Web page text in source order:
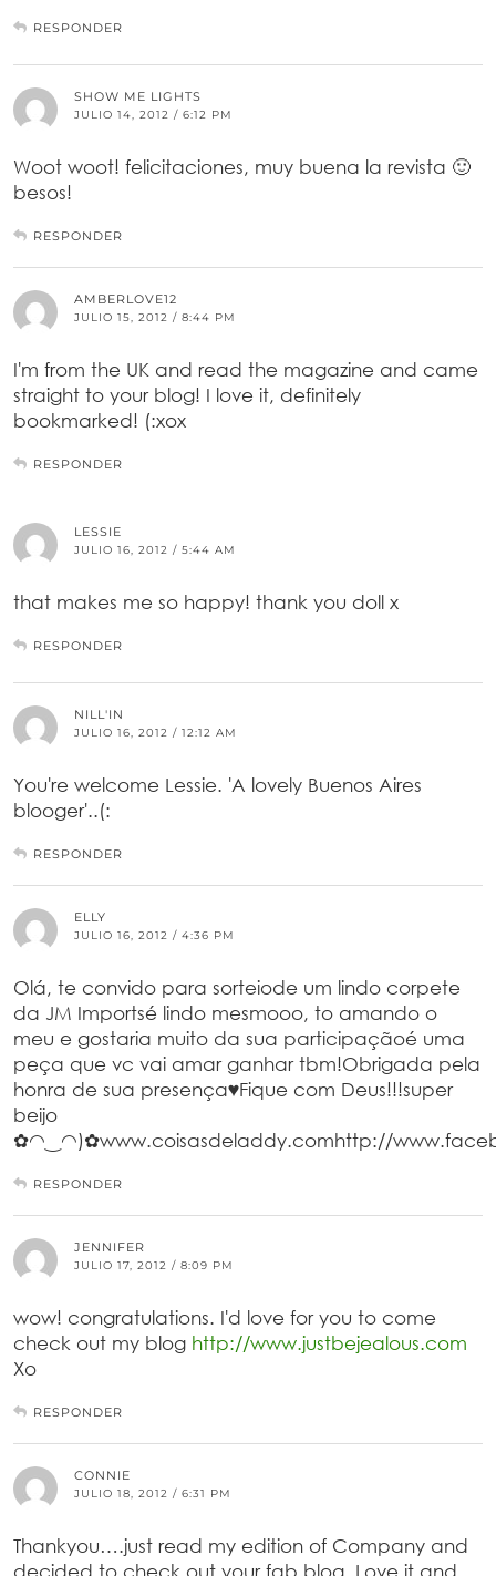
RESPONDER
SHOW ME LIGHTS
JULIO 14, 2012 / 6:12 PM
Woot woot! felicitaciones, muy buena la revista 🙂
besos!
RESPONDER
AMBERLOVE12
JULIO 15, 2012 / 8:44 PM
I'm from the UK and read the magazine and came
straight to your blog! I love it, definitely
bookmarked! (:xox
RESPONDER
LESSIE
JULIO 16, 2012 / 5:44 AM
that makes me so happy! thank you doll x
RESPONDER
NILL'IN
JULIO 16, 2012 / 12:12 AM
You're welcome Lessie. 'A lovely Buenos Aires
blooger'..(:
RESPONDER
ELLY
JULIO 16, 2012 / 4:36 PM
Olá, te convido para sorteiode um lindo corpete
da JM Importsé lindo mesmooo, to amando o
meu e gostaria muito da sua participaçãoé uma
peça que vc vai amar ganhar tbm!Obrigada pela
honra de sua presença♥Fique com Deus!!!super
beijo
✿◠‿◠)✿www.coisasdeladdy.comhttp://
RESPONDER
JENNIFER
JULIO 17, 2012 / 8:09 PM
wow! congratulations. I'd love for you to come
check out my blog http://www.justbejealous.com
Xo
RESPONDER
CONNIE
JULIO 18, 2012 / 6:31 PM
Thankyou….just read my edition of Company and
decided to check out your fab blog. Love it and